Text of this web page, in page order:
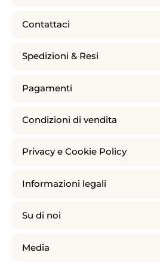
Contattaci
Spedizioni & Resi
Pagamenti
Condizioni di vendita
Privacy e Cookie Policy
Informazioni legali
Su di noi
Media